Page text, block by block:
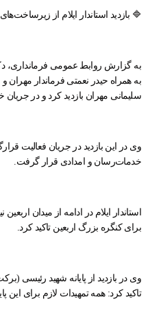
🔷 بازدید استاندار ایلام از
به گزارش روابط عمومی فرمانداری،
به همراه حیدر نعمتی فرماندار مهران
سلیمانی مهران بازدید کرد و در
وی در این بازدید در جریان فعالیت‌
خدمات‌رسان و امدادی قرار گرفت.
استاندار ایلام در ادامه از میدان
برای کنگره بزرگ اربعین تاکید کرد.‌
وی در بازدید از پایانه شهید رئیسی
تاکید کرد: همه تمهیدات لازم برای این